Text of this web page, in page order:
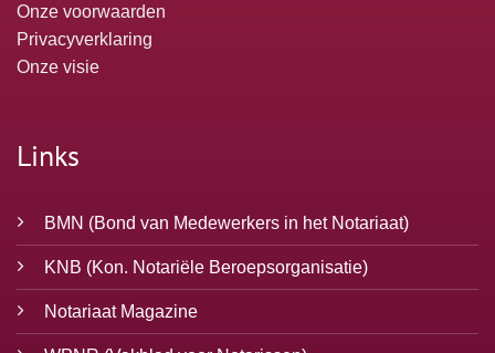
Onze voorwaarden
Privacyverklaring
Onze visie
Links
BMN (Bond van Medewerkers in het Notariaat)
KNB (Kon. Notariële Beroepsorganisatie)
Notariaat Magazine